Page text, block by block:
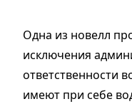
Одна из новелл
исключения
ответственности
имеют при себе